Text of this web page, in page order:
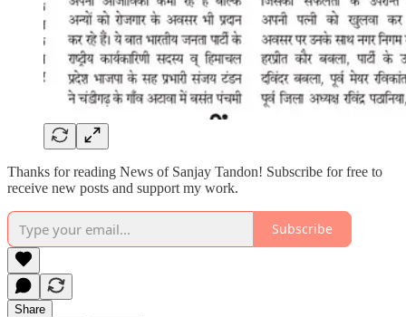
Thanks for reading News of Sanjay Tandon! Subscribe for free to
receive new posts and support my work.
Subscribe
Share